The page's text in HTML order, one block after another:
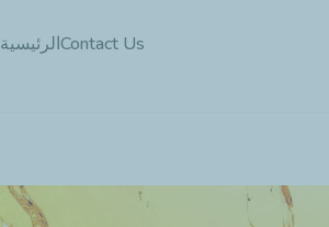
Contact Usالرئيسية